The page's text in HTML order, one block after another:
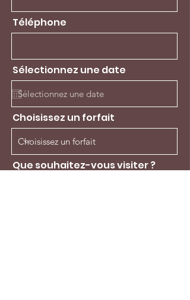
Téléphone
Sélectionnez une date
Choisissez un forfait
Que souhaitez-vous visiter ?